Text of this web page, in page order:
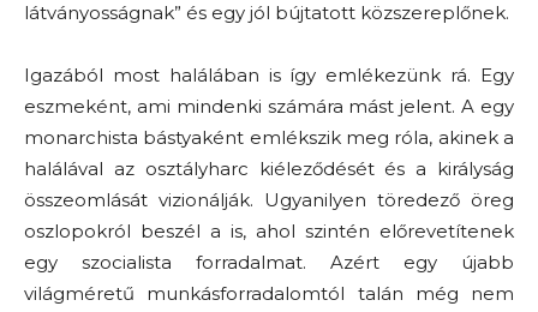
látványosságnak” és egy jól bújtatott közszereplőnek.
Igazából most halálában is így emlékezünk rá. Egy
eszmeként, ami mindenki számára mást jelent. A egy
monarchista bástyaként emlékszik meg róla, akinek a
halálával az osztályharc kiéleződését és a királyság
összeomlását vizionálják. Ugyanilyen töredező öreg
oszlopokról beszél a is, ahol szintén előrevetítenek
egy szocialista forradalmat. Azért egy újabb
világméretű munkásforradalomtól talán még nem